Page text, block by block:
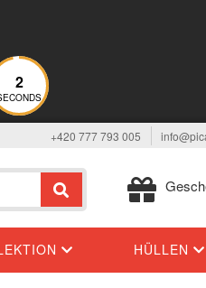
1
+420 777 793 005
HÜLLEN